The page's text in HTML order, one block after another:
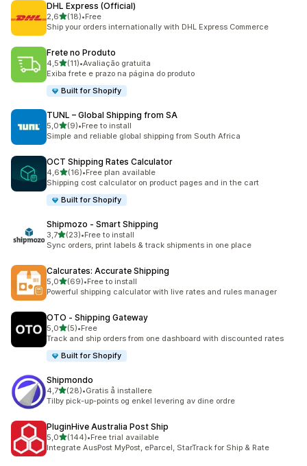
DHL Express (Official)
2,6av 5 stjerner
(18)
Totalt 18 omtaler
•Free
Ship your orders internationally with DHL Express Commerce
Frete no Produto
4,5av 5 stjerner
(11)
Totalt 11 omtaler
•Avaliação gratuita
Exiba frete e prazo na página do produto
Built for Shopify
TUNL – Global Shipping from SA
5,0av 5 stjerner
(9)
Totalt 9 omtaler
•Free to install
Simple and reliable global shipping from South Africa
OCT Shipping Rates Calculator
4,6av 5 stjerner
(16)
Totalt 16 omtaler
•Free plan available
Shipping cost calculator on product pages and in the cart
Built for Shopify
Shipmozo ‑ Smart Shipping
3,7av 5 stjerner
(23)
Totalt 23 omtaler
•Free to install
Sync orders, print labels & track shipments in one place
Calcurates: Accurate Shipping
5,0av 5 stjerner
(69)
Totalt 69 omtaler
•Free to install
Powerful shipping calculator with live rates and rules manager
OTO ‑ Shipping Gateway
5,0av 5 stjerner
(5)
Totalt 5 omtaler
•Free
Track and ship orders from one dashboard with discounted rates
Built for Shopify
Shipmondo
4,7av 5 stjerner
(28)
Totalt 28 omtaler
•Gratis å installere
Tilby pick-up-points og enkel levering av dine ordre
PluginHive Australia Post Ship
5,0av 5 stjerner
(144)
Totalt 144 omtaler
•Free trial available
Integrate AusPost MyPost, eParcel, StarTrack for Ship & Rate